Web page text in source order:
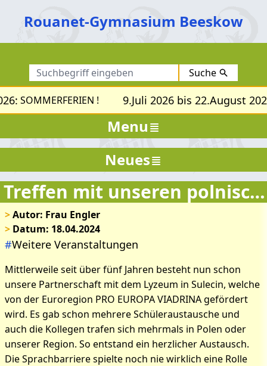
Rouanet-Gymnasium Beeskow
Suche
SOMMERFERIEN ! 9.Juli 2026 bis 22.August
Menu
Treffen mit unseren polnischen Kollegen
>Autor: Frau Engler
> Datum: 18.04.2024
#Weitere Veranstaltungen
Mittlerweile seit über fünf Jahren besteht nun schon
unsere Partnerschaft mit dem Lyzeum in Sulecin, welche
von der Euroregion PRO EUROPA VIADRINA gefördert
wird. Es gab schon mehrere Schüleraustausche und
auch die Kollegen trafen sich mehrmals in Polen oder
unserer Region. So entstand ein herzlicher Austausch.
Die Sprachbarriere spielte noch nie wirklich eine Rolle
Bilder zum Artikel: Treffen
mit unseren polnischen
Kollegen
Neues